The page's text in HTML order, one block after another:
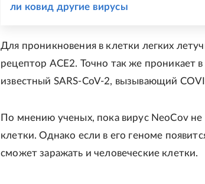
ли ковид другие вирусы
Для проникновения в клетки легких
рецептор ACE2. Точно так же проникает
известный SARS-CoV-2, вызывающий
По мнению ученых, пока вирус NeoCov
клетки. Однако если в его геноме
сможет заражать и человеческие клетки.